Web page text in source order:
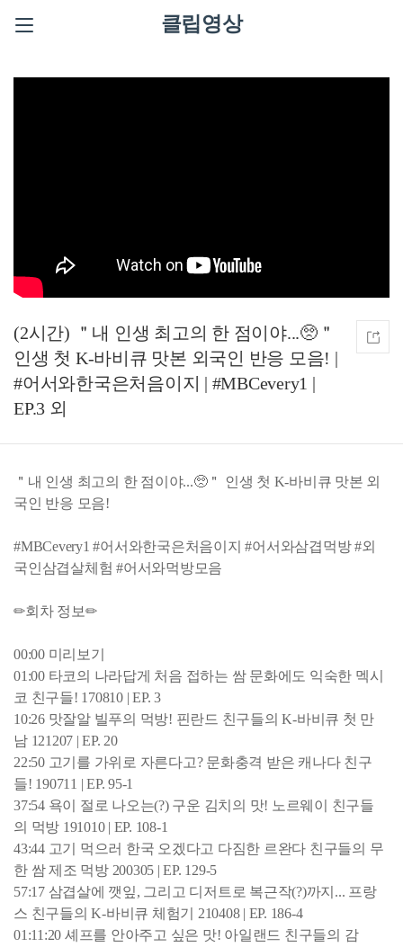
클립영상
(2시간) ＂내 인생 최고의 한 점이야...🥺＂
인생 첫 K-바비큐 맛본 외국인 반응 모음! |
#어서와한국은처음이지 | #MBCevery1 |
EP.3 외
＂내 인생 최고의 한 점이야...🥺＂ 인생 첫 K-바비큐 맛본 외
국인 반응 모음!
#MBCevery1 #어서와한국은처음이지 #어서와삼겹먹방 #외
국인삼겹살체험 #어서와먹방모음
✏회차 정보✏
00:00 미리보기
01:00 타코의 나라답게 처음 접하는 쌈 문화에도 익숙한 멕시
코 친구들! 170810 | EP. 3
10:26 맛잘알 빌푸의 먹방! 핀란드 친구들의 K-바비큐 첫 만
남 121207 | EP. 20
22:50 고기를 가위로 자른다고? 문화충격 받은 캐나다 친구
들! 190711 | EP. 95-1
37:54 욕이 절로 나오는(?) 구운 김치의 맛! 노르웨이 친구들
의 먹방 191010 | EP. 108-1
43:44 고기 먹으러 한국 오겠다고 다짐한 르완다 친구들의 무
한 쌈 제조 먹방 200305 | EP. 129-5
57:17 삼겹살에 깻잎, 그리고 디저트로 복근작(?)까지... 프랑
스 친구들의 K-바비큐 체험기 210408 | EP. 186-4
01:11:20 셰프를 안아주고 싶은 맛! 아일랜드 친구들의 감